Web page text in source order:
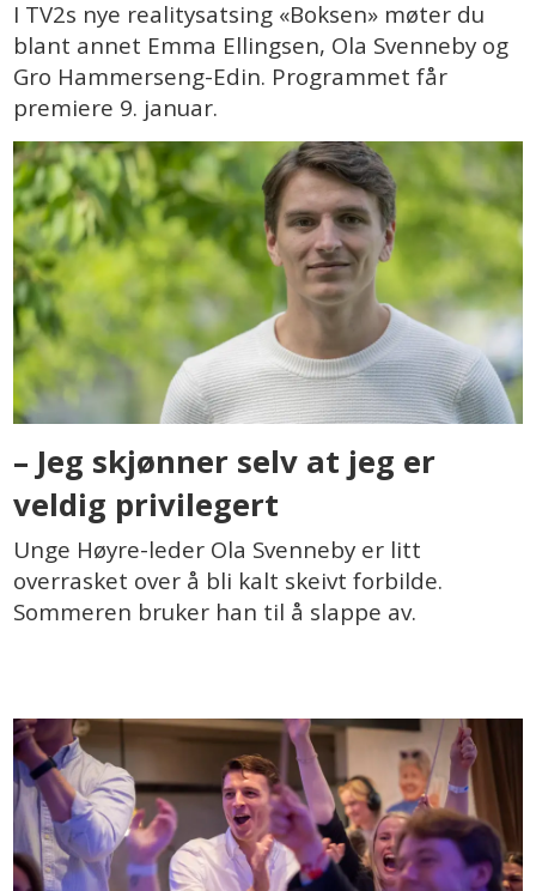
I TV2s nye realitysatsing «Boksen» møter du
blant annet Emma Ellingsen, Ola Svenneby og
Gro Hammerseng-Edin. Programmet får
premiere 9. januar.
– Jeg skjønner selv at jeg er
veldig privilegert
Unge Høyre-leder Ola Svenneby er litt
overrasket over å bli kalt skeivt forbilde.
Sommeren bruker han til å slappe av.